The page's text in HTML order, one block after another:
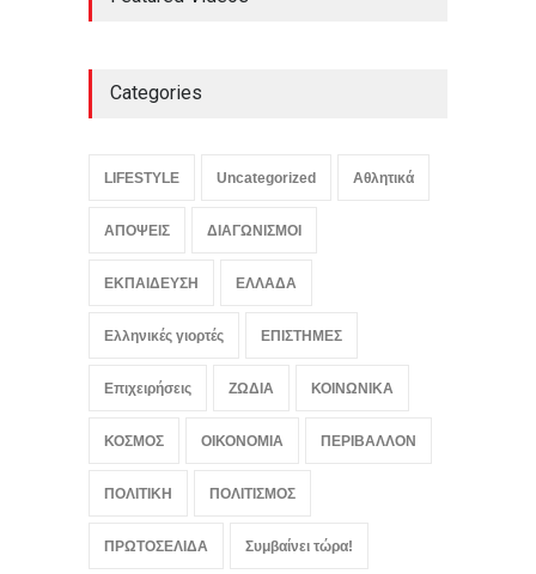
απειλεί τις ευρωπαϊκές
ΟΙΚΟΝΟΜΙΑ
August 8, 2026
Categories
LIFESTYLE Uncategorized Αθλητικά
ΑΠΟΨΕΙΣ ΔΙΑΓΩΝΙΣΜΟΙ
ΕΚΠΑΙΔΕΥΣΗ ΕΛΛΑΔΑ
Ελληνικές γιορτές ΕΠΙΣΤΗΜΕΣ
Επιχειρήσεις ΖΩΔΙΑ ΚΟΙΝΩΝΙΚΑ
ΚΟΣΜΟΣ ΟΙΚΟΝΟΜΙΑ ΠΕΡΙΒΑΛΛΟΝ
ΠΟΛΙΤΙΚΗ ΠΟΛΙΤΙΣΜΟΣ
ΠΡΩΤΟΣΕΛΙΔΑ Συμβαίνει τώρα!